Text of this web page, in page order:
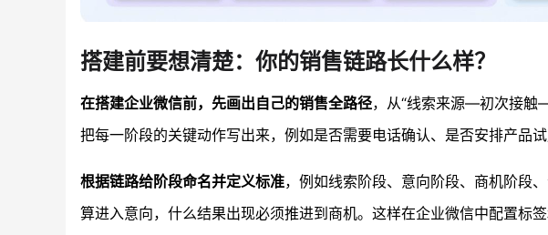
搭建前要想清楚：你的销售链路长什么样？
在搭建企业微信前，先画出自己的销售全路径，从“线索来源—初次接
把每一阶段的关键动作写出来，例如是否需要电话确认、是否安排产品
根据链路给阶段命名并定义标准，例如线索阶段、意向阶段、商机阶段
算进入意向，什么结果出现必须推进到商机。这样在企业微信中配置标签